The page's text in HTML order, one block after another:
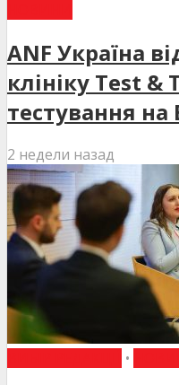
ANF Україна
клініку Test
тестування на
2 недели назад
•